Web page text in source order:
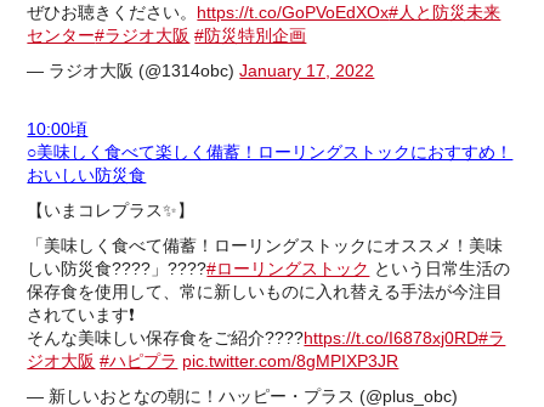
ぜひお聴きください。 https://t.co/GoPVoEdXOx#人と防災未来
センター#ラジオ大阪 #防災特別企画
— ラジオ大阪 (@1314obc)January 17, 2022
10:00頃
○美味しく食べて楽しく備蓄！ローリングストックにおすすめ！
おいしい防災食
【いまコレプラス✨】
「美味しく食べて備蓄！ローリングストックにオススメ！美味
しい防災食????」????#ローリングストック という日常生活の
保存食を使用して、常に新しいものに入れ替える手法が今注目
されています❗️
そんな美味しい保存食をご紹介????https://t.co/I6878xj0RD#ラ
ジオ大阪 #ハピプラ pic.twitter.com/8gMPIXP3JR
— 新しいおとなの朝に！ハッピー・プラス (@plus_obc)